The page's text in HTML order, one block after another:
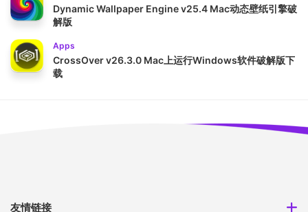
Dynamic Wallpaper Engine v25.4 Mac动态壁纸引擎破
解版
Apps
CrossOver v26.3.0 Mac上运行Windows软件破解版下
载
友情链接